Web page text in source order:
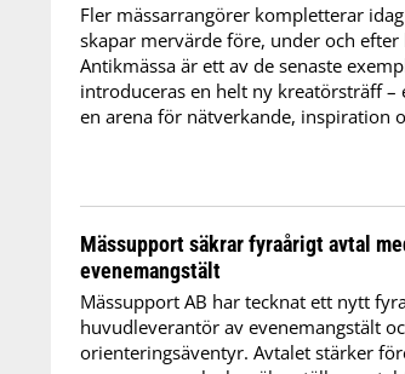
Fler mässarrangörer kompletterar
skapar mervärde före, under och
Antikmässa är ett av de senaste
introduceras en helt ny kreatörsträff
en arena för nätverkande, inspiration
Mässupport säkrar fyraårigt avtal
evenemangstält
Mässupport AB har tecknat ett nytt
huvudleverantör av evenemangstält
orienteringsäventyr. Avtalet stärker